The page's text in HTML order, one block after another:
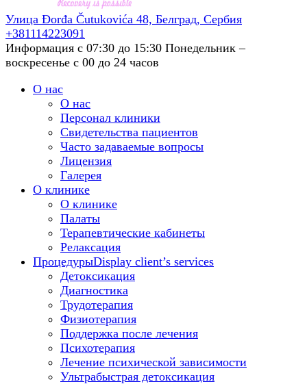
Улица Đorđa Čutukovića 48, Белград, Сербия
+381114223091
Информация с 07:30 до 15:30 Понедельник –
воскресенье с 00 до 24 часов
О нас
О нас
Персонал клиники
Свидетельства пациентов
Часто задаваемые вопросы
Лицензия
Галерея
О клинике
О клинике
Палаты
Терапевтические кабинеты
Релаксация
ПроцедурыDisplay client’s services
Детоксикация
Диагностика
Трудотерапия
Физиотерапия
Поддержка после лечения
Психотерапия
Лечение психической зависимости
Ультрабыстрая детоксикация